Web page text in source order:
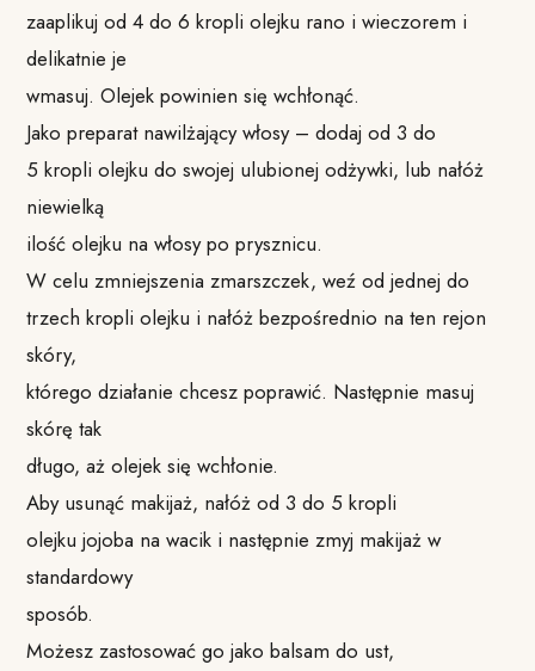
zaaplikuj od 4 do 6 kropli olejku rano i wieczorem i
delikatnie je
wmasuj. Olejek powinien się wchłonąć.
Jako preparat nawilżający włosy – dodaj od 3 do
5 kropli olejku do swojej ulubionej odżywki, lub nałóż
niewielką
ilość olejku na włosy po prysznicu.
W celu zmniejszenia zmarszczek, weź od jednej do
trzech kropli olejku i nałóż bezpośrednio na ten rejon
skóry,
którego działanie chcesz poprawić. Następnie masuj
skórę tak
długo, aż olejek się wchłonie.
Aby usunąć makijaż, nałóż od 3 do 5 kropli
olejku jojoba na wacik i następnie zmyj makijaż w
standardowy
sposób.
Możesz zastosować go jako balsam do ust,